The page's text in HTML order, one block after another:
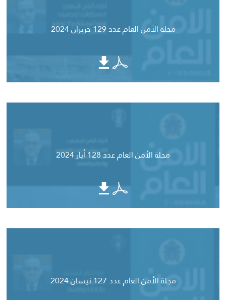
مجلة الأمن العام عدد 129 حزيران 2024
مجلة الأمن العام عدد 128 أيار 2024
مجلة الأمن العام عدد 127 نيسان 2024